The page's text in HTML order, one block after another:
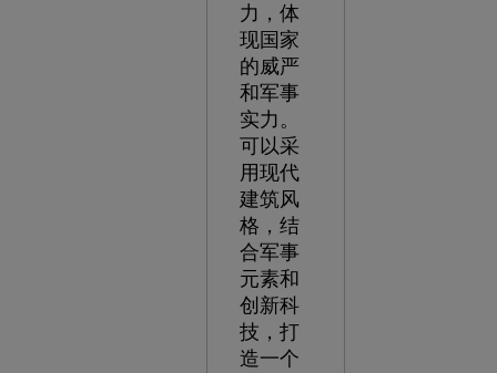
力，体
现国家
的威严
和军事
实力。
可以采
用现代
建筑风
格，结
合军事
元素和
创新科
技，打
造一个